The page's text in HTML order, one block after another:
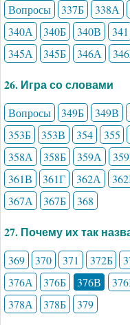
Вопросы 337Б 338А
340А
340Б 340В 341
345А
345Б 346А
26. Игра со словами
Вопросы 349Б 349В
353Б
353В 354 355
358А
358Б 359А
361В
361Г 362А
367А
367Б 368
27. Почему их так
369 370 371 372Б
376А
376Б 376В
378А
378Б 379